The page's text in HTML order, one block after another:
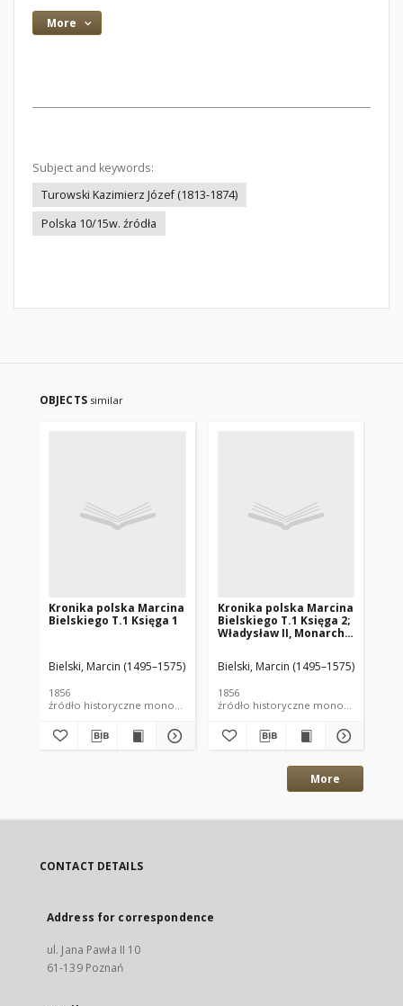
More
Subject and keywords:
Turowski Kazimierz Józef (1813-1874)
Polska 10/15w. źródła
OBJECTS similar
Kronika polska Marcina
Bielskiego T.1 Księga 1
Bielski, Marcin (1495–1575)
1856
źródło historyczne monografia historyczna
Kronika polska Marcina
Bielskiego T.1 Księga 2;
Władysław II, Monarcha
Bielski, Marcin (1495–1575)
1856
źródło historyczne monografia
More
CONTACT DETAILS
Address for correspondence
ul. Jana Pawła II 10
61-139 Poznań